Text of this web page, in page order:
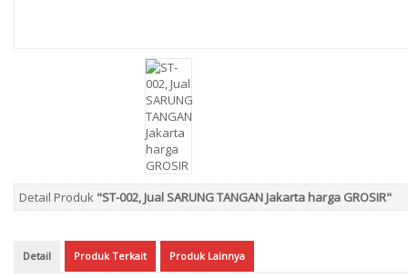
Detail Produk "ST-002, Jual SARUNG TANGAN Jakarta harga GROSIR"
Detail Produk Terkait Produk Lainnya